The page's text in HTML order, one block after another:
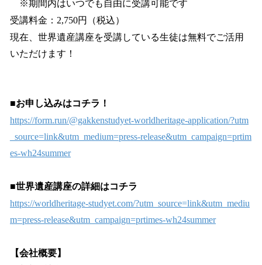
※期間内はいつでも自由に受講可能です
受講料金：2,750円（税込）
現在、世界遺産講座を受講している生徒は無料でご活用
いただけます！
■お申し込みはコチラ！
https://form.run/@gakkenstudyet-worldheritage-application/?utm
_source=link&utm_medium=press-release&utm_campaign=prtim
es-wh24summer
■世界遺産講座の詳細はコチラ
https://worldheritage-studyet.com/?utm_source=link&utm_mediu
m=press-release&utm_campaign=prtimes-wh24summer
【会社概要】